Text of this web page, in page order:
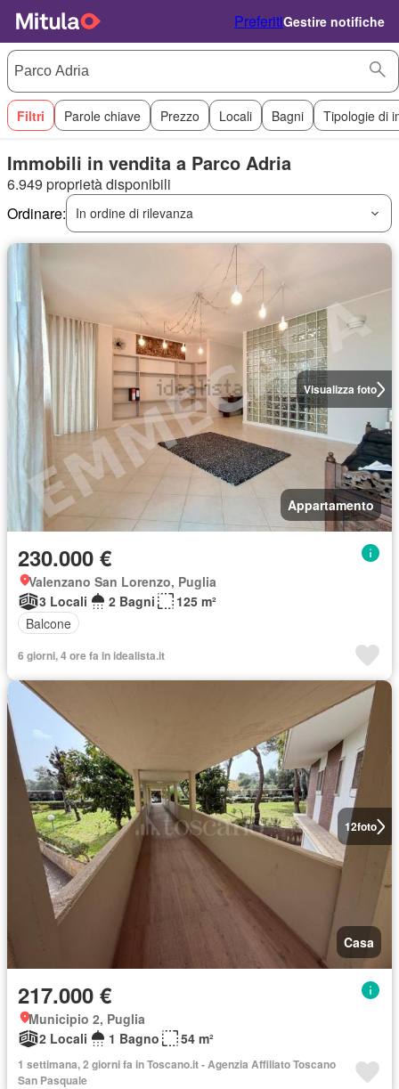
PreferitiGestire notifiche
Filtri Parole chiave Prezzo Locali Bagni Tipologie di
Immobili in vendita a Parco Adria
6.949 proprietà disponibili
Ordinare:
In ordine di rilevanza
Visualizza foto
Appartamento
230.000 €
Valenzano San Lorenzo, Puglia
3 Locali
2 Bagni
125 m²
Balcone
6 giorni, 4 ore fa in idealista.it
12foto
Casa
217.000 €
Municipio 2, Puglia
2 Locali
1 Bagno 54 m²
1 settimana, 2 giorni fa in Toscano.it - Agenzia Affiliato Toscano
San Pasquale